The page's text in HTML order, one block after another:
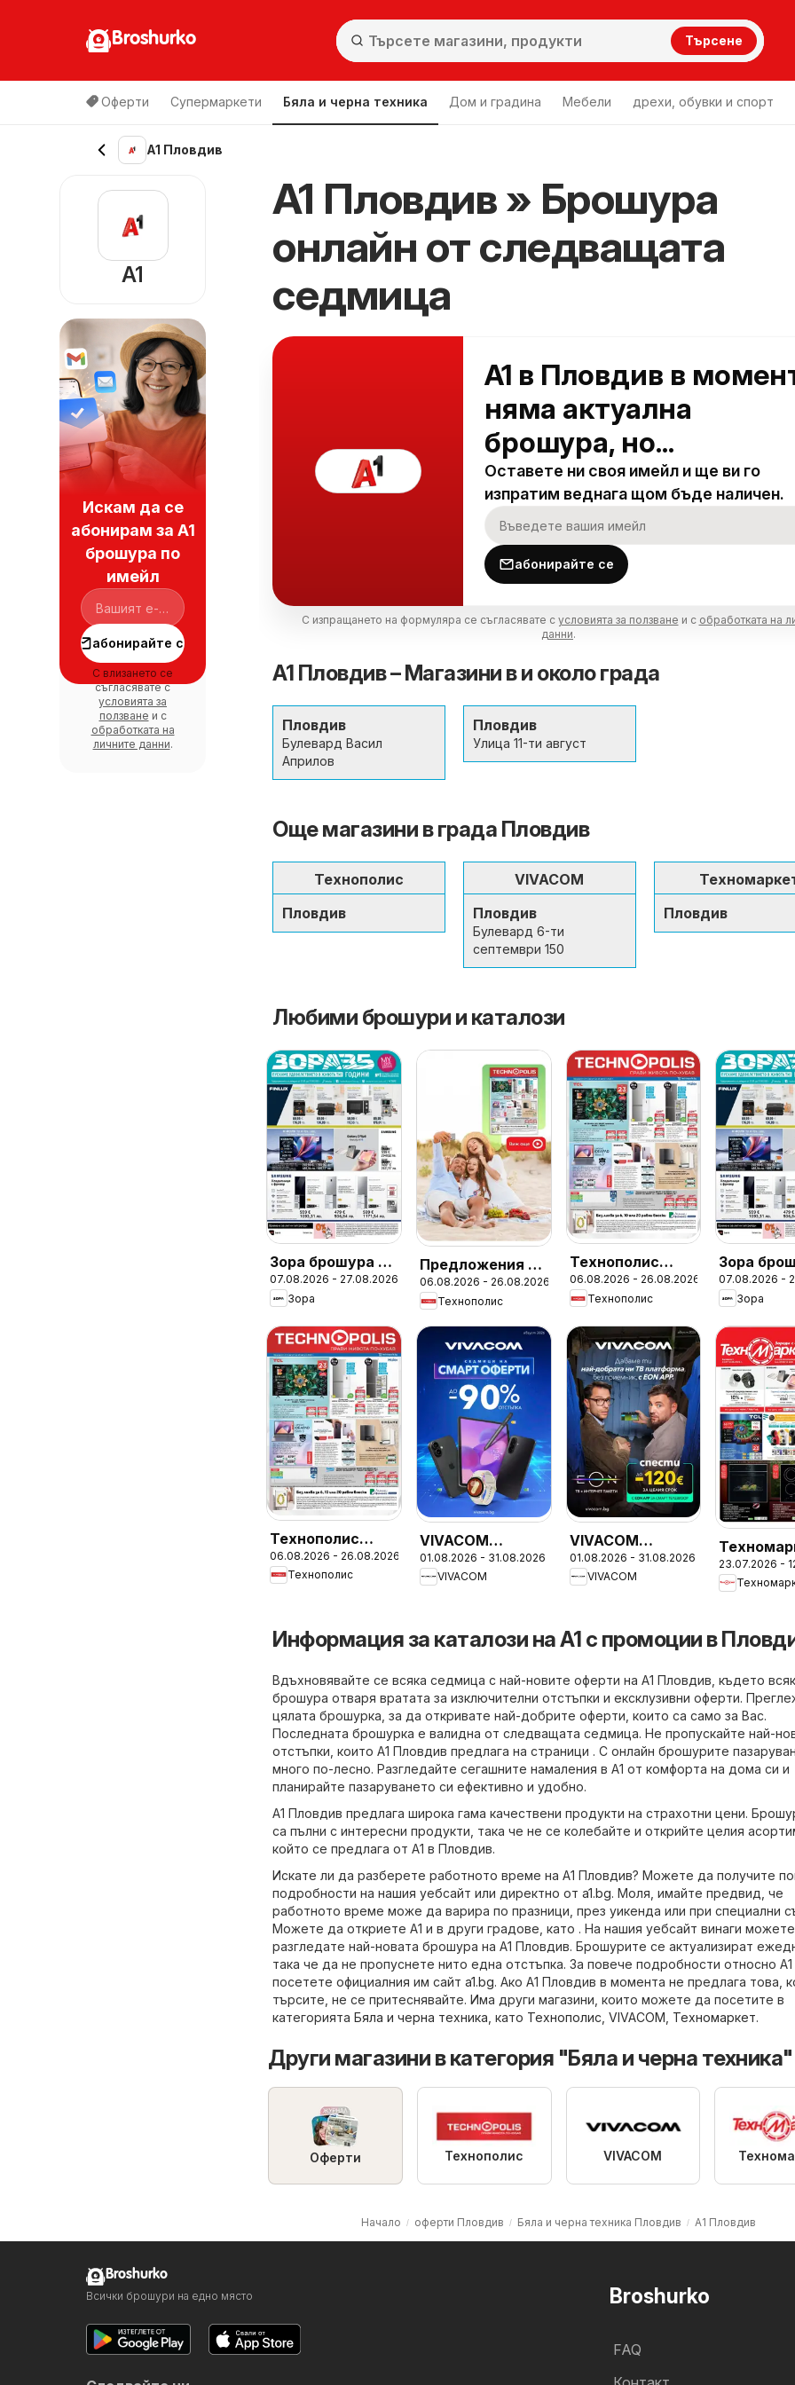
Broshurko Търсене
Оферти Супермаркети Бяла и черна техника Дом и градина Мебели дрехи, обувки и спорт
A1 Пловдив
A1 Пловдив » Брошура
онлайн от следващата
седмица
A1 в Пловдив в
няма актуална
брошура, но...
Оставете ни своя имейл и ще ви го
изпратим веднага щом бъде наличен.
абонирайте се
С изпращането на формуляра се съгласявате с условията за ползване и с обработката на
данни.
A1 Пловдив – Магазини в и около града
Пловдив
Булевард Васил
Априлов
Пловдив
Улица 11-ти август
Още магазини в града Пловдив
Технополис
Пловдив
VIVACOM
Пловдив
Булевард 6-ти
септември 150
Пловдив
Любими брошури и каталози
Зора брошура -
Предложения
07.08.2026 - 27.08.2026
Зора
Предложения от
Технополис с
валидност до
26.08.2026
06.08.2026 - 26.08.2026
Технополис
Технополис
брошура -
Предложения
06.08.2026 - 26.08.2026
Технополис
Зора
07.08.2026 -
Зора
Технополис
брошура
06.08.2026 - 26.08.2026
Технополис
VIVACOM
брошура
01.08.2026 - 31.08.2026
VIVACOM
VIVACOM
брошура - Eon
01.08.2026 - 31.08.2026
VIVACOM
брошура
23.07.2026 -
Информация за каталози на A1 с промоции в
Вдъхновявайте се всяка седмица с най-новите оферти на A1 Пловдив, където
брошура отваря вратата за изключителни отстъпки и ексклузивни оферти.
цялата брошурка, за да откривате най-добрите оферти, които са само за Вас.
Последната брошурка е валидна от следващата седмица. Не пропускайте най-
отстъпки, които A1 Пловдив предлага на страници . С онлайн брошурите
много по-лесно. Разгледайте сегашните намаления в A1 от комфорта на дома си и
планирайте пазаруването си ефективно и удобно.
A1 Пловдив предлага широка гама качествени продукти на страхотни цени.
са пълни с интересни продукти, така че не се колебайте и открийте целия
който се предлага от A1 в Пловдив.
Искате ли да разберете работното време на A1 Пловдив? Можете да получите
подробности на нашия уебсайт или директно от a1.bg. Моля, имайте предвид, че
работното време може да варира по празници, през уикенда или при специални
Можете да откриете A1 и в други градове, като . На нашия уебсайт винаги
разгледате най-новата брошура на A1 Пловдив. Брошурите се актуализират
така че да не пропуснете нито една отстъпка. За повече подробности относно A1
посетете официалния им сайт a1.bg. Ако A1 Пловдив в момента не предлага това,
търсите, не се притеснявайте. Има други магазини, които можете да посетите в
категорията Бяла и черна техника , като Технополис VIVACOM Техномаркет.
Други магазини в категория "Бяла и черна техника"
Оферти Технополис VIVACOM
Начало оферти Пловдив Бяла и черна техника Пловдив A1 Пловдив
A1
Искам да се
абонирам за A1
брошура по
имейл
абонирайте се
С влизането се
съгласявате с
условията за
ползване и с
обработката на
личните данни.
Broshurko
FAQ
Broshurko
Всички брошури на едно място